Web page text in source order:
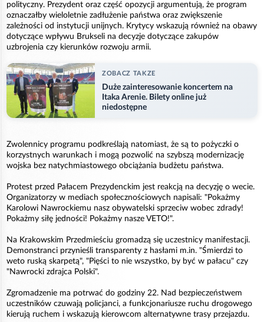
polityczny. Prezydent oraz część opozycji argumentują, że program
oznaczałby wieloletnie zadłużenie państwa oraz zwiększenie
zależności od instytucji unijnych. Krytycy wskazują również na obawy
dotyczące wpływu Brukseli na decyzje dotyczące zakupów
uzbrojenia czy kierunków rozwoju armii.
ZOBACZ TAKZE
Duże zainteresowanie koncertem na
Itaka Arenie. Bilety online już
niedostępne
Zwolennicy programu podkreślają natomiast, że są to pożyczki o
korzystnych warunkach i mogą pozwolić na szybszą modernizację
wojska bez natychmiastowego obciążania budżetu państwa.
Protest przed Pałacem Prezydenckim jest reakcją na decyzję o wecie.
Organizatorzy w mediach społecznościowych napisali: "Pokażmy
Karolowi Nawrockiemu nasz obywatelski sprzeciw wobec zdrady!
Pokażmy siłę jedności! Pokażmy nasze VETO!".
Na Krakowskim Przedmieściu gromadzą się uczestnicy manifestacji.
Demonstranci przynieśli transparenty z hasłami m.in. "Śmierdzi to
weto ruską skarpetą", "Pięści to nie wszystko, by być w pałacu" czy
"Nawrocki zdrajca Polski".
Zgromadzenie ma potrwać do godziny 22. Nad bezpieczeństwem
uczestników czuwają policjanci, a funkcjonariusze ruchu drogowego
kierują ruchem i wskazują kierowcom alternatywne trasy przejazdu.